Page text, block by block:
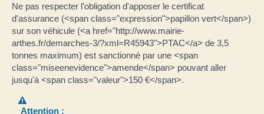
Ne pas respecter l'obligation d'apposer le certificat
d'assurance (<span class="expression">papillon vert</span>)
sur son véhicule (<a href="http://www.mairie-
arthes.fr/demarches-3/?xml=R45943">PTAC</a> de 3,5
tonnes maximum) est sanctionné par une <span
class="miseenevidence">amende</span> pouvant aller
jusqu'à <span class="valeur">150 €</span>.
Attention :